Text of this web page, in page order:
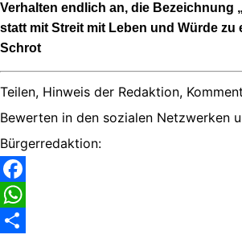
Verhalten endlich an, die Bezeichnung
statt mit Streit mit Leben und Würde zu
Schrot
Teilen, Hinweis der Redaktion,
Bewerten in den sozialen Netzwerken
Bürgerredaktion:
Facebook
WhatsApp